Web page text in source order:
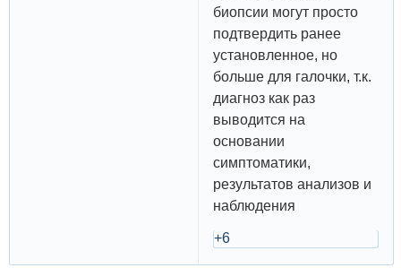
биопсии могут просто
подтвердить ранее
установленное, но
больше для галочки, т.к.
диагноз как раз
выводится на
основании
симптоматики,
результатов анализов и
наблюдения
+6